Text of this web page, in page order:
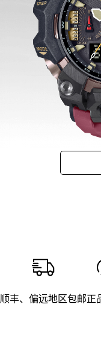
顺丰、偏远地区包邮正